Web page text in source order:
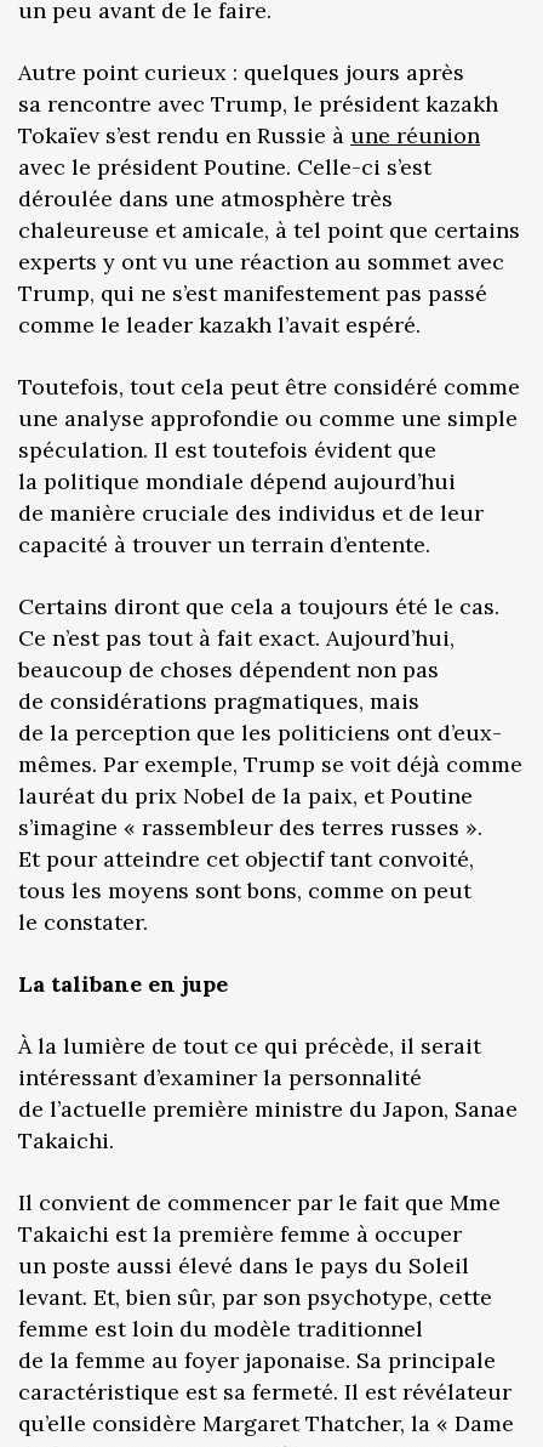
un peu avant de le faire.
Autre point curieux : quelques jours après
sa rencontre avec Trump, le président kazakh
Tokaïev s’est rendu en Russie à une réunion
avec le président Poutine. Celle-ci s’est
déroulée dans une atmosphère très
chaleureuse et amicale, à tel point que certains
experts y ont vu une réaction au sommet avec
Trump, qui ne s’est manifestement pas passé
comme le leader kazakh l’avait espéré.
Toutefois, tout cela peut être considéré comme
une analyse approfondie ou comme une simple
spéculation. Il est toutefois évident que
la politique mondiale dépend aujourd’hui
de manière cruciale des individus et de leur
capacité à trouver un terrain d’entente.
Certains diront que cela a toujours été le cas.
Ce n’est pas tout à fait exact. Aujourd’hui,
beaucoup de choses dépendent non pas
de considérations pragmatiques, mais
de la perception que les politiciens ont d’eux-
mêmes. Par exemple, Trump se voit déjà comme
lauréat du prix Nobel de la paix, et Poutine
s’imagine « rassembleur des terres russes ».
Et pour atteindre cet objectif tant convoité,
tous les moyens sont bons, comme on peut
le constater.
La talibane en jupe
À la lumière de tout ce qui précède, il serait
intéressant d’examiner la personnalité
de l’actuelle première ministre du Japon, Sanae
Takaichi.
Il convient de commencer par le fait que Mme
Takaichi est la première femme à occuper
un poste aussi élevé dans le pays du Soleil
levant. Et, bien sûr, par son psychotype, cette
femme est loin du modèle traditionnel
de la femme au foyer japonaise. Sa principale
caractéristique est sa fermeté. Il est révélateur
qu’elle considère Margaret Thatcher, la « Dame